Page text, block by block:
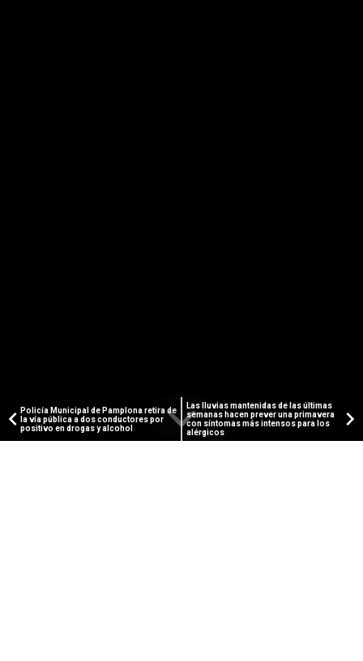
Policía Municipal de Pamplona retira de
la vía pública a dos conductores por
positivo en drogas y alcohol
Las lluvias mantenidas de las últimas
semanas hacen prever una primavera
con síntomas más intensos para los
alérgicos